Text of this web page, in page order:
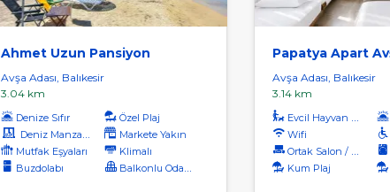
Ahmet Uzun Pansiyon
Avşa Adası, Balıkesir
3.04 km
Denize Sıfır
Özel Plaj
Deniz Manzaralı
Markete Yakın
Mutfak Eşyaları
Klimalı
Buzdolabı
Balkonlu Odalar
Papatya Apart
Avşa Adası, Balıkesir
3.14 km
Evcil Hayvan Kabul
Wifi
Ortak Salon / Tv Alanı
Kum Plaj